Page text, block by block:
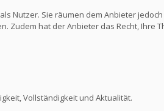
Nutzer. Sie räumen dem Anbieter
Zudem hat der Anbieter das Recht, Ihre
Vollständigkeit und Aktualität.